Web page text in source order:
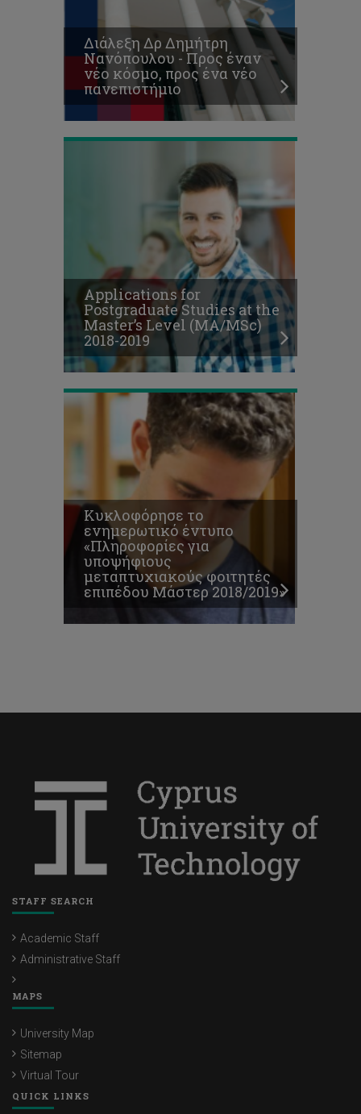
Διάλεξη Δρ Δημήτρη
Νανόπουλου - Προς έναν
νέο κόσμο, προς ένα νέο
πανεπιστήμιο
the
Master’s
Level
(MA/MSc)
2018-
2019
Applications for
Postgraduate Studies at the
Master’s Level (MA/MSc)
2018-2019
Κυκλοφόρησε
ενημερωτικό
«Πληροφορίες
για
υποψήφιους
μεταπτυχιακούς
φοιτητές
επιπέδου
Μάστερ
2018/2019»
Κυκλοφόρησε το
ενημερωτικό έντυπο
«Πληροφορίες για
υποψήφιους
μεταπτυχιακούς φοιτητές
επιπέδου Μάστερ 2018/2019»
STAFF SEARCH
Academic Staff
Administrative Staff
MAPS
University Map
Sitemap
Virtual Tour
QUICK LINKS